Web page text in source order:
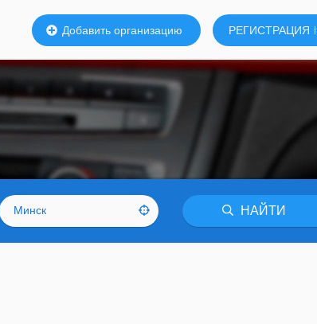
Добавить организацию РЕГИСТРАЦИЯ
Минск НАЙТИ